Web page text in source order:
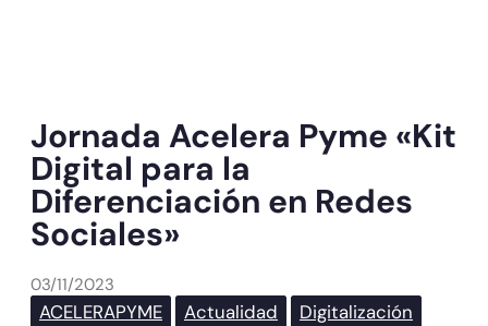
Jornada Acelera Pyme «Kit
Digital para la
Diferenciación en Redes
Sociales»
03/11/2023
ACELERAPYME Actualidad
Digitalización